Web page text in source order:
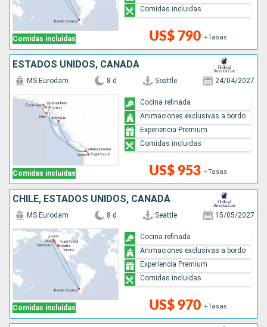
Comidas incluidas US$ 790 +Tasas
Comidas incluidas
ESTADOS UNIDOS, CANADÁ
Comidas incluidas
MS Eurodam 8 d Seattle 24/04/2027
US$ 953 +Tasas
Cocina refinada
Animaciones exclusivas a bordo
Experiencia Premium
Comidas incluidas
CHILE, ESTADOS UNIDOS, CANADÁ
Comidas incluidas
MS Eurodam 8 d Seattle 15/05/2027
US$ 970 +Tasas
Cocina refinada
Animaciones exclusivas a bordo
Experiencia Premium
Comidas incluidas